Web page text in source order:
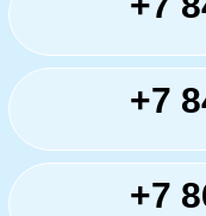
+7
+7